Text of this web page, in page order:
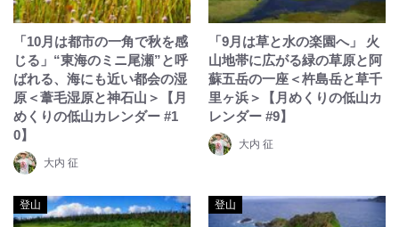
「10月は都市の一角で秋を感
じる」“東海のミニ尾瀬”と呼
ばれる、海にも近い都会の湿
原＜葦毛湿原と神石山＞【月
めくりの低山カレンダー #1
0】
大内 征
「9月は草と水の楽園へ」 火
山地帯に広がる緑の草原と阿
蘇五岳の一座＜杵島岳と草千
里ヶ浜＞【月めくりの低山カ
レンダー #9】
大内 征
登山 登山